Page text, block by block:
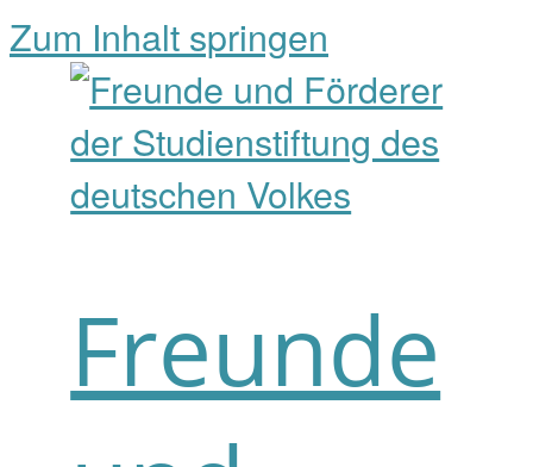
Zum Inhalt springen
Freunde